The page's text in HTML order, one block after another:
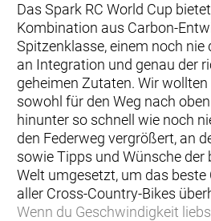
Das Spark RC World Cup
Kombination aus Carbon-
Spitzenklasse, einem noch
an Integration und genau der
geheimen Zutaten. Wir
sowohl für den Weg nach
hinunter so schnell wie noch
den Federweg vergrößert, an
sowie Tipps und Wünsche der
Welt umgesetzt, um das beste
aller Cross-Country-Bikes
Wenn du Geschwindigkeit